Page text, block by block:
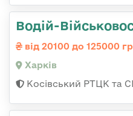
Водій-
від 20100 до 125000
Харків
Косівський РТЦК та